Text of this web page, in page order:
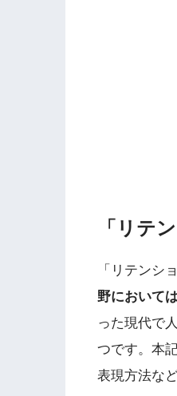
「リテ
「リテンシ
野において
った現代で
つです。本
表現方法な